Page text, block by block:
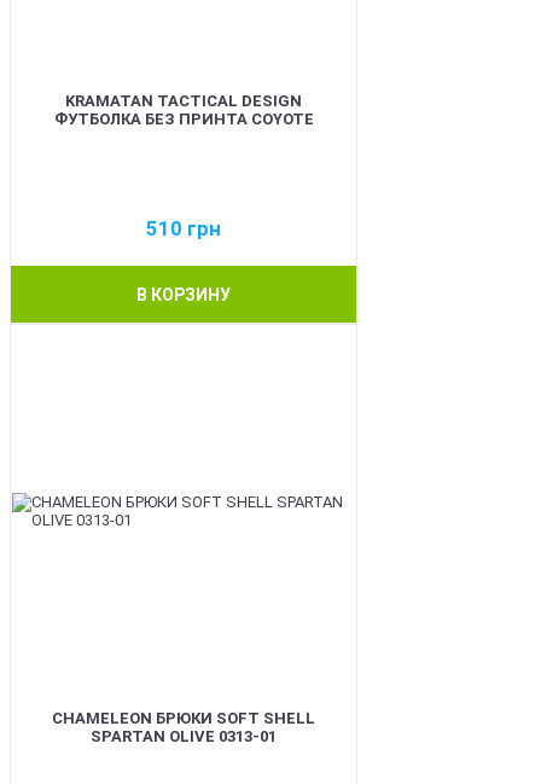
KRAMATAN TACTICAL DESIGN
ФУТБОЛКА БЕЗ ПРИНТА COYOTE
510 грн
В КОРЗИНУ
CHAMELEON БРЮКИ SOFT SHELL
SPARTAN OLIVE 0313-01